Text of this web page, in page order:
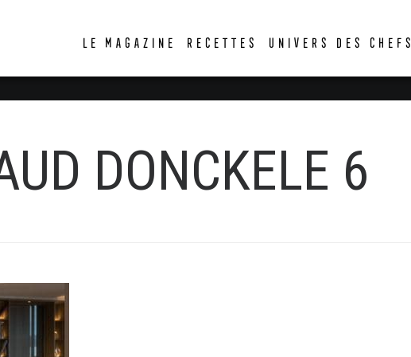
LE MAGAZINE RECETTES UNIVERS DES CHEFS
DONCKELE 6